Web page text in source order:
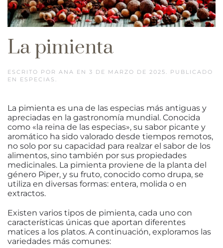
La pimienta
ESCRITO POR ANA EN 3 DE MARZO DE 2025 . PUBLICADO
EN ESPECIAS .
La pimienta es una de las especias más antiguas y
apreciadas en la gastronomía mundial. Conocida
como «la reina de las especias», su sabor picante y
aromático ha sido valorado desde tiempos remotos,
no solo por su capacidad para realzar el sabor de los
alimentos, sino también por sus propiedades
medicinales. La pimienta proviene de la planta del
género Piper, y su fruto, conocido como drupa, se
utiliza en diversas formas: entera, molida o en
extractos.
Existen varios tipos de pimienta, cada uno con
características únicas que aportan diferentes
matices a los platos. A continuación, exploramos las
variedades más comunes: